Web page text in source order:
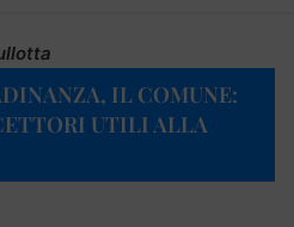
IL COMUNE:
UTILI ALLA